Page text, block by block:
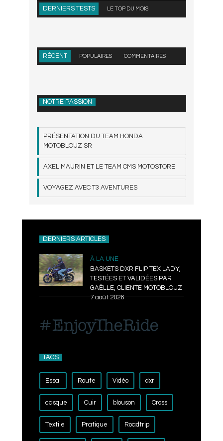
DERNIERS TESTS LE TOP DU MOIS
RÉCENT POPULAIRES COMMENTAIRES
NOTRE PASSION
PRÉSENTATION DU TEAM HONDA
MOTOBLOUZ SR
AXEL MAURIN ET LE TEAM CMS MOTOSTORE
VOYAGEZ AVEC T3 AVENTURES
DERNIERS ARTICLES
À LA UNE
BASKETS DXR FLIP TEX LADY,
TESTÉES ET VALIDÉES PAR
GAËLLE, CLIENTE MOTOBLOUZ
7 août 2026
TAGS
Essai Route Vidéo dxr
casque Cuir blouson Cross
Textile Pratique Roadtrip